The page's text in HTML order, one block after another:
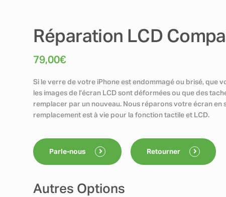
Réparation LCD
79,00€
Si le verre de votre iPhone est endommagé ou brisé, que
les images de l’écran LCD sont déformées ou que des
remplacer par un nouveau. Nous réparons votre écran en
remplacement est à vie pour la fonction tactile et LCD.
Parle-nous Retourner
Autres Options